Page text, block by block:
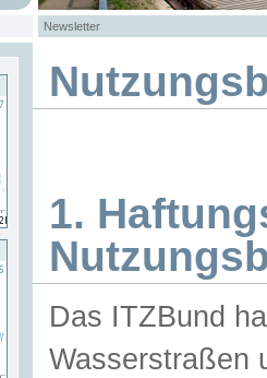
Newsletter
1.
Das ITZBund
Wasserstraßen